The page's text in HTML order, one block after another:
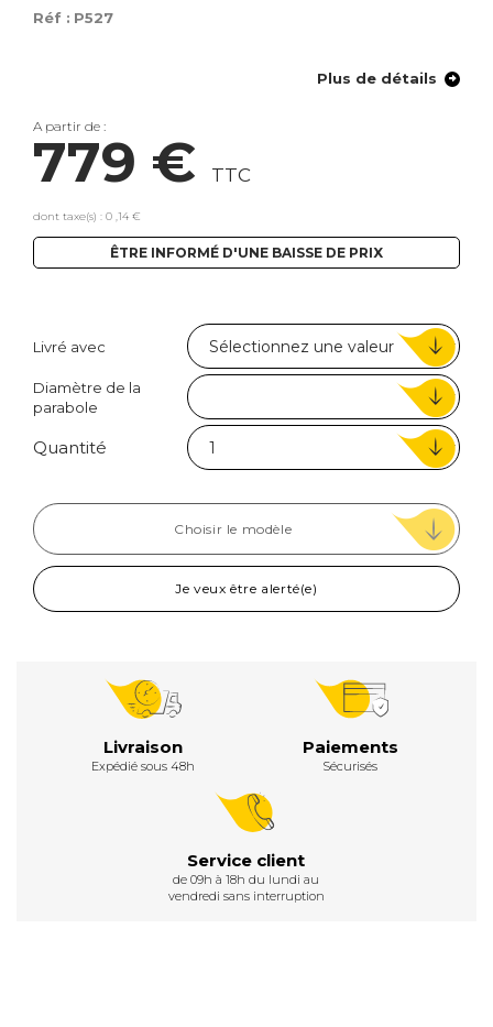
Réf : P527
Plus de détails
A partir de :
779 € TTC
dont taxe(s) : 0 ,14 €
ÊTRE INFORMÉ D'UNE BAISSE DE PRIX
Livré avec
Diamètre de la
parabole
Quantité
Choisir le modèle
Je veux être alerté(e)
Livraison
Expédié sous 48h
Paiements
Sécurisés
Service client
de 09h à 18h du lundi au
vendredi sans interruption